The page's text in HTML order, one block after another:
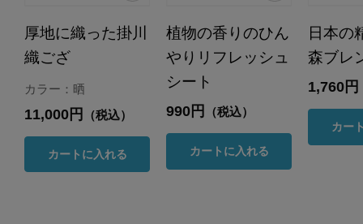
厚地に織った掛川
織ござ
カラー：晒
11,000円 （税込）
カートに入れる
植物の香りのひん
やりリフレッシュ
シート
990円 （税込）
カートに入れる
日本
森ブレ
1,760円
カー